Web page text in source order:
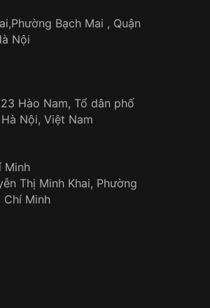
từ khi xác nhận đơn hàng thành
215
kiểm tra và thanh toán trực tiếp
bị:
chữa
lợi khách hàng
khách hàng trong suốt quá
Bạch Mai , Quận
Nội
Hào Nam, Tổ dân phố
Nội, Việt Nam
Minh
Thị Minh Khai, Phường
Chí Minh